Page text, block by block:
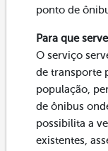
ponto de
Para que
O serviço
de transporte
população,
de ônibus
possibilita a
existentes,